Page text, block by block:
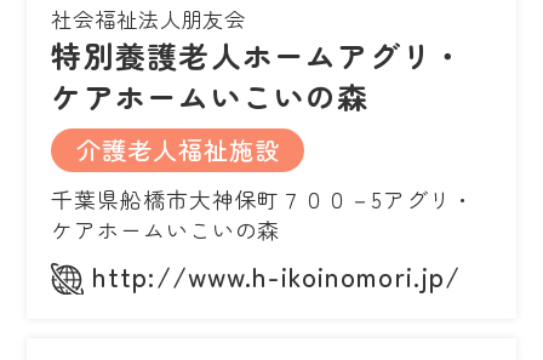
社会福祉法人朋友会
特別養護老人ホームアグリ・
ケアホームいこいの森
介護老人福祉施設
千葉県船橋市大神保町７００－5アグリ・
ケアホームいこいの森
http://www.h-ikoinomori.jp/